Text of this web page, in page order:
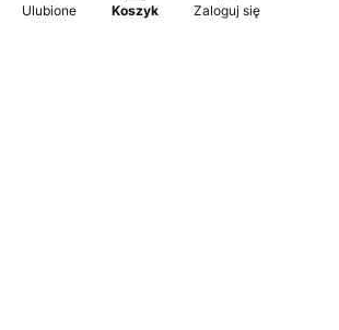
Ulubione Koszyk Zaloguj się